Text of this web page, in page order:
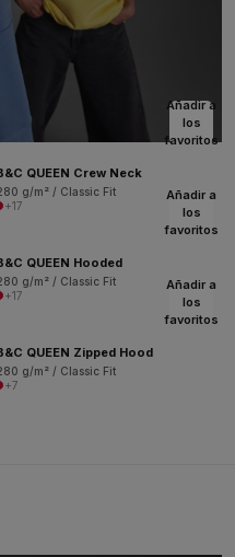
Añadir a
los
favoritos
QUEEN Crew Neck
g/m² / Classic Fit
+17
Añadir a
los
favoritos
QUEEN Hooded
g/m² / Classic Fit
+17
Añadir a
los
favoritos
QUEEN Zipped Hood
g/m² / Classic Fit
+7